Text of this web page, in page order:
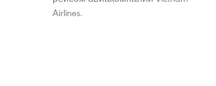
Airlines.